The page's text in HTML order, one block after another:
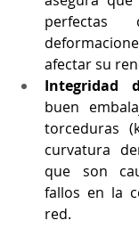
perfectas
afectar su
Integridad
buen
torceduras
curvatura
que son
fallos en la
red.